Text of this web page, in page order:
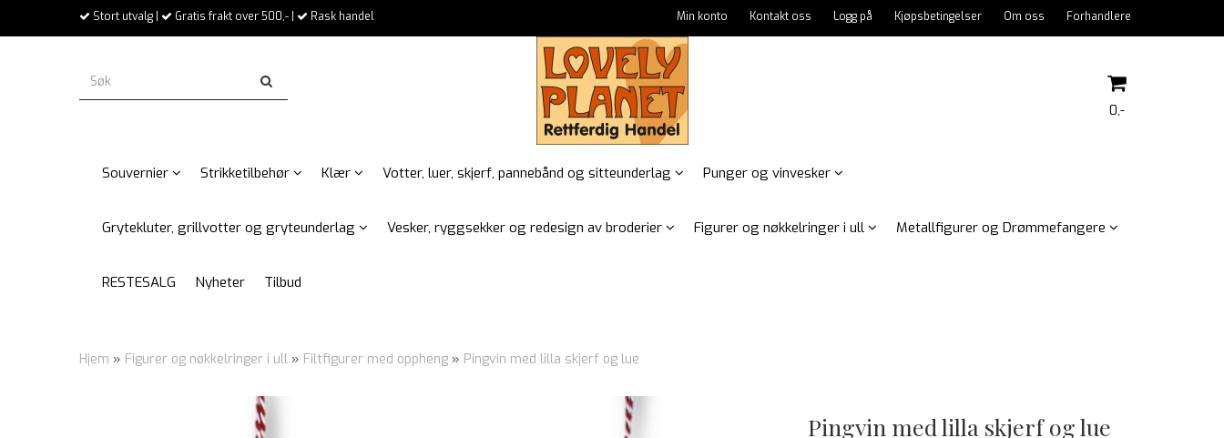
Stort utvalg | Gratis frakt over 500,- | Rask handel Min konto Kontakt oss Logg på Kjøpsbetingelser Om oss Forhandlere
0,-
Souvernier Strikketilbehør Klær Votter, luer, skjerf, pannebånd og sitteunderlag Punger og vinvesker
Grytekluter, grillvotter og gryteunderlag Vesker, ryggsekker og redesign av broderier Figurer og nøkkelringer i ull Metallfigurer og Drømmefangere
RESTESALG Nyheter Tilbud
Hjem » Figurer og nøkkelringer i ull » Filtfigurer med oppheng » Pingvin med lilla skjerf og lue
Pingvin med lilla skjerf og lue